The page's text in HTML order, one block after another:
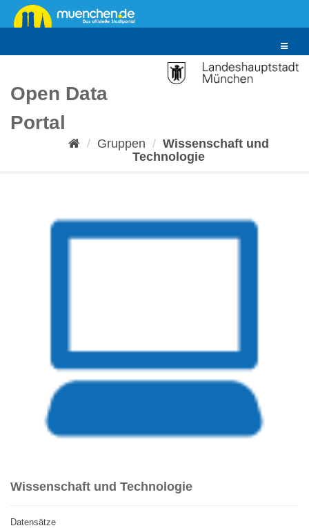
Überspringen
zum
Toggle
Open Data
Portal
Gruppen
Wissenschaft und
Technologie
Wissenschaft und Technologie
Datensätze